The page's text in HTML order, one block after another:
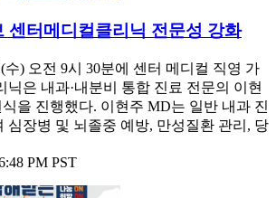
센터메디컬클리닉 전문성 강화
수) 오전 9시 30분에 센터 메디컬 직영 가
닉은 내과·내분비 통합 진료 전문의 이현
을 진행했다. 이현주 MD는 일반 내과 진
심장병 및 뇌졸중 예방, 만성질환 관리, 당
PM PST